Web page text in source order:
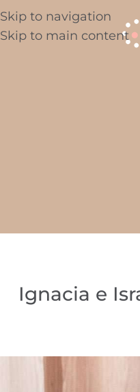
Skip to navigation
Skip to main content
Ignacia e